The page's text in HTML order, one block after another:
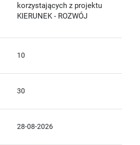
korzystających z projektu
KIERUNEK - ROZWÓJ
10
30
28-08-2026